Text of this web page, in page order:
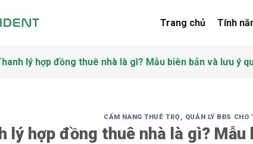
Trang chủ Tính
lý hợp đồng thuê nhà là gì? Mẫu biên bản và lưu ý
CẨM NANG THUÊ TRỌ, QUẢN LÝ BĐS CHO
lý hợp đồng thuê nhà là gì? Mẫu